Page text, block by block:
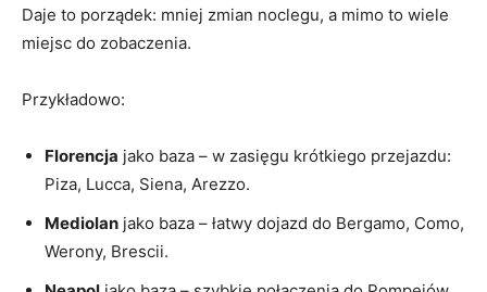
Daje to porządek: mniej zmian noclegu, a mimo to wiele
miejsc do zobaczenia.
Przykładowo:
Florencja jako baza – w zasięgu krótkiego przejazdu:
Piza, Lucca, Siena, Arezzo.
Mediolan jako baza – łatwy dojazd do Bergamo, Como,
Werony, Brescii.